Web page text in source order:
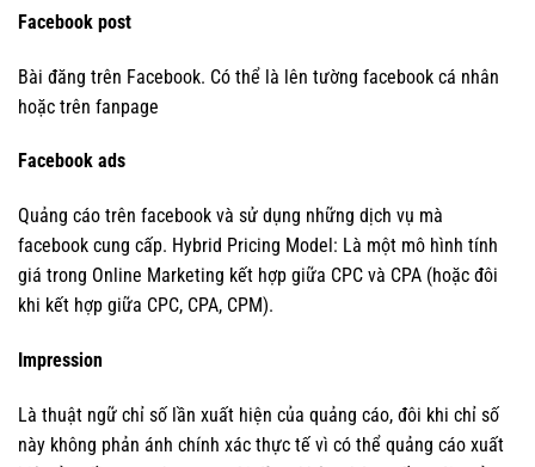
Facebook post
Bài đăng trên Facebook. Có thể là lên tường facebook cá nhân
hoặc trên fanpage
Facebook ads
Quảng cáo trên facebook và sử dụng những dịch vụ mà
facebook cung cấp. Hybrid Pricing Model: Là một mô hình tính
giá trong Online Marketing kết hợp giữa CPC và CPA (hoặc đôi
khi kết hợp giữa CPC, CPA, CPM).
Impression
Là thuật ngữ chỉ số lần xuất hiện của quảng cáo, đôi khi chỉ số
này không phản ánh chính xác thực tế vì có thể quảng cáo xuất